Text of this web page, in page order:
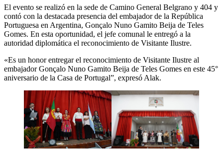
El evento se realizó en la sede de Camino General Belgrano y 404 y
contó con la destacada presencia del embajador de la República
Portuguesa en Argentina, Gonçalo Nuno Gamito Beija de Teles
Gomes. En esta oportunidad, el jefe comunal le entregó a la
autoridad diplomática el reconocimiento de Visitante Ilustre.
«Es un honor entregar el reconocimiento de Visitante Ilustre al
embajador Gonçalo Nuno Gamito Beija de Teles Gomes en este 45°
aniversario de la Casa de Portugal”, expresó Alak.